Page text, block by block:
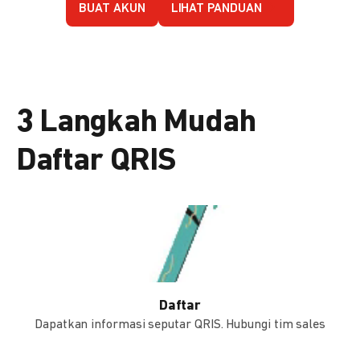
BUAT AKUN LIHAT PANDUAN
3 Langkah Mudah
Daftar QRIS
Daftar
Dapatkan informasi seputar QRIS. Hubungi tim sales